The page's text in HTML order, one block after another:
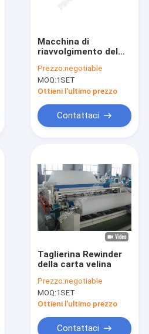
Macchina di
riavvolgimento del
Prezzo:negotiable
MOQ:1SET
Ottieni l'ultimo prezzo
Contattaci
Taglierina Rewinder
della carta velina
Prezzo:negotiable
MOQ:1SET
Ottieni l'ultimo prezzo
Contattaci